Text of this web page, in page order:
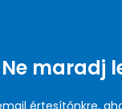
Ne maradj
értesítőnkre,